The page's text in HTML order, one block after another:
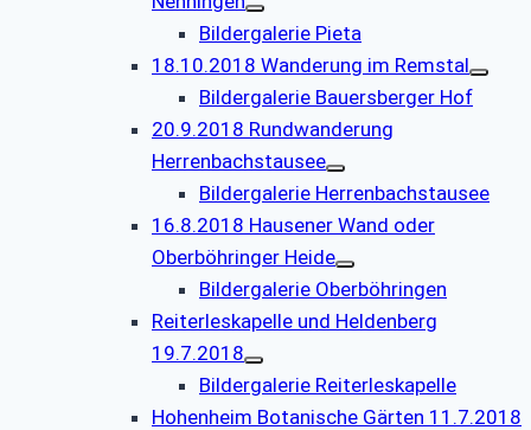
Bildergalerie Pieta
18.10.2018 Wanderung im Remstal
Bildergalerie Bauersberger Hof
20.9.2018 Rundwanderung
Herrenbachstausee
Bildergalerie Herrenbachstausee
16.8.2018 Hausener Wand oder
Oberböhringer Heide
Bildergalerie Oberböhringen
Reiterleskapelle und Heldenberg
19.7.2018
Bildergalerie Reiterleskapelle
Hohenheim Botanische Gärten 11.7.2018